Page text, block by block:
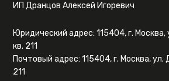
ИП Дранцов Алексей Игоревич
Юридический адрес: 115404, г. Москва,
кв. 211
Почтовый адрес: 115404, г. Москва, ул.
211